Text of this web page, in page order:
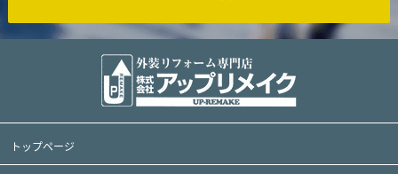
トップページ